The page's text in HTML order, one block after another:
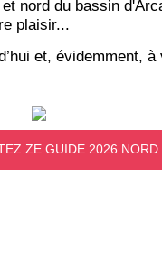
nord du bassin
plaisir...
et, évidemment,
ZE GUIDE 2026 NORD